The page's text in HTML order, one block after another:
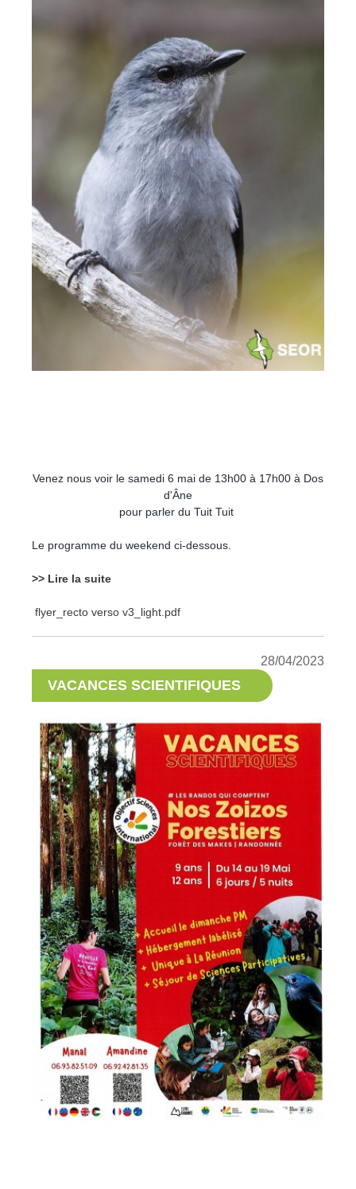
Venez nous voir le samedi 6 mai de 13h00 à 17h00 à Dos
d'Âne
pour parler du Tuit Tuit
Le programme du weekend ci-dessous.
>> Lire la suite
flyer_recto verso v3_light.pdf
28/04/2023
VACANCES SCIENTIFIQUES